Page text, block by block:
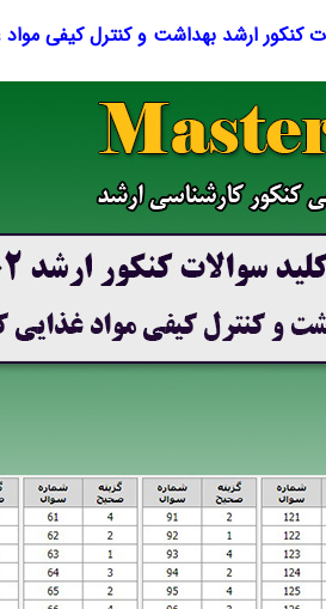
کنکور ارشد بهداشت و کنترل کیفی مواد